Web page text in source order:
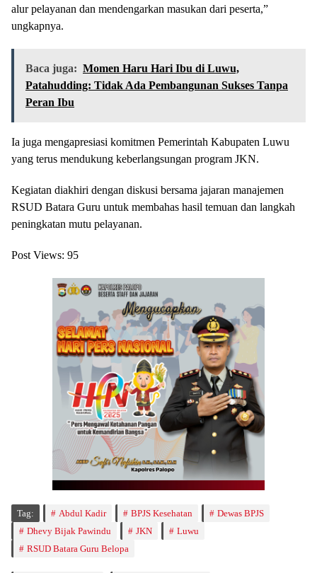
alur pelayanan dan mendengarkan masukan dari peserta,”
ungkapnya.
Baca juga: Momen Haru Hari Ibu di Luwu,
Patahudding: Tidak Ada Pembangunan Sukses Tanpa
Peran Ibu
Ia juga mengapresiasi komitmen Pemerintah Kabupaten Luwu
yang terus mendukung keberlangsungan program JKN.
Kegiatan diakhiri dengan diskusi bersama jajaran manajemen
RSUD Batara Guru untuk membahas hasil temuan dan langkah
peningkatan mutu pelayanan.
Post Views: 95
Tag: Abdul Kadir BPJS Kesehatan
Dewas BPJS
Dhevy Bijak Pawindu
JKN
Luwu
RSUD Batara Guru Belopa